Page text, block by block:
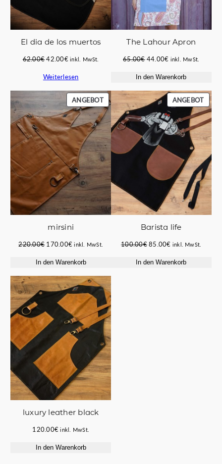
El dia de los muertos
62.00€Ursprünglicher
war:
42.00€Aktueller
ist:
inkl. MwSt.
Weiterlesen
The Lahour Apron
65.00€ Ursprünglicher
war:
44.00€ Aktueller
ist:
inkl. MwSt.
In den Warenkorb
ANGEBOTPRODUKT
IM
ANGEBOT
mirsini
220.00€ Ursprünglicher
war:
170.00€Aktueller
ist:
inkl. MwSt.
In den Warenkorb
ANGEBOT
IM
Barista life
100.00€Ursprünglicher
war:
85.00€ Aktueller
ist:
inkl. MwSt.
In den Warenkorb
luxury leather black
120.00€ inkl. MwSt.
In den Warenkorb